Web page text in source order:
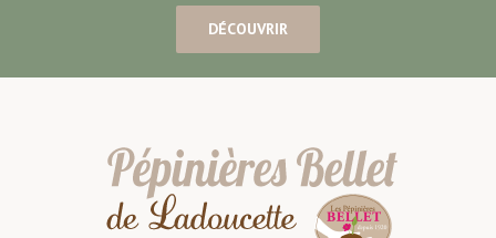
DÉCOUVRIR